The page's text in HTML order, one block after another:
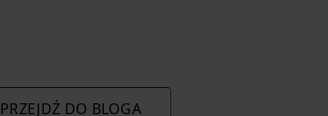
PRZEJDŹ DO BLOGA